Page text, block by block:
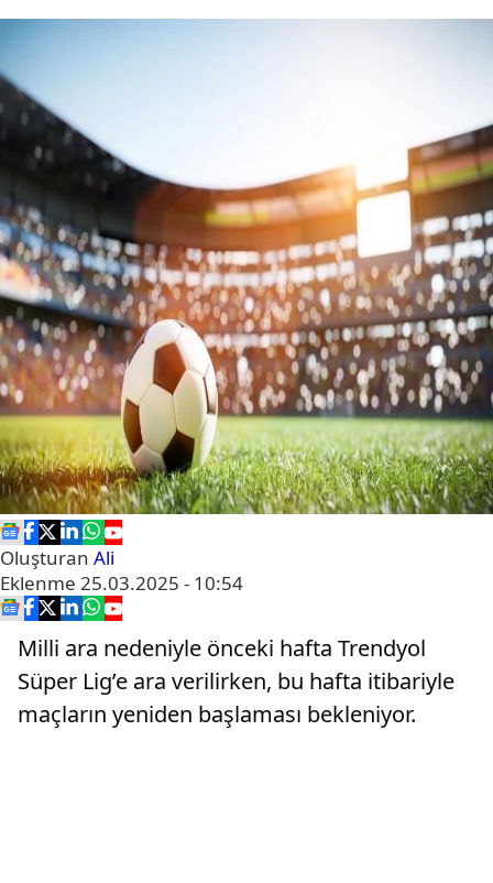
Oluşturan Ali
Eklenme 25.03.2025 - 10:54
Milli ara nedeniyle önceki hafta Trendyol
Süper Lig’e ara verilirken, bu hafta itibariyle
maçların yeniden başlaması bekleniyor.